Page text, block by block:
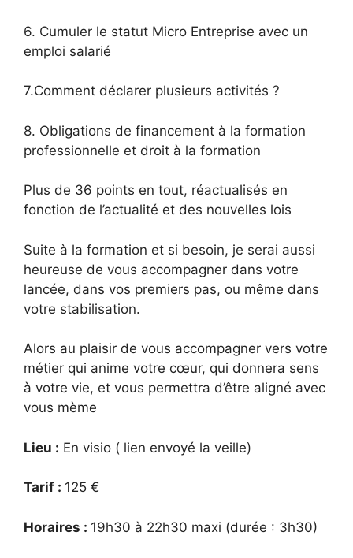
6. Cumuler le statut Micro Entreprise avec un
emploi salarié
7.Comment déclarer plusieurs activités ?
8. Obligations de financement à la formation
professionnelle et droit à la formation
Plus de 36 points en tout, réactualisés en
fonction de l’actualité et des nouvelles lois
Suite à la formation et si besoin, je serai aussi
heureuse de vous accompagner dans votre
lancée, dans vos premiers pas, ou même dans
votre stabilisation.
Alors au plaisir de vous accompagner vers votre
métier qui anime votre cœur, qui donnera sens
à votre vie, et vous permettra d’être aligné avec
vous mème
Lieu : En visio ( lien envoyé la veille)
Tarif : 125 €
Horaires : 19h30 à 22h30 maxi (durée : 3h30)